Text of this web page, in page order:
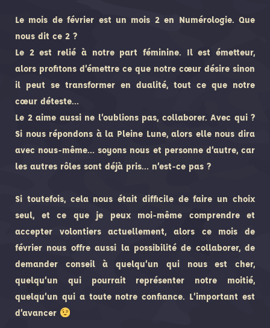
Le mois de février est un mois 2 en Numérologie. Que
nous dit ce 2 ?
Le 2 est relié à notre part féminine. Il est émetteur,
alors profitons d’émettre ce que notre cœur désire sinon
il peut se transformer en dualité, tout ce que notre
cœur déteste…
Le 2 aime aussi ne l’oublions pas, collaborer. Avec qui ?
Si nous répondons à la Pleine Lune, alors elle nous dira
avec nous-même… soyons nous et personne d’autre, car
les autres rôles sont déjà pris… n’est-ce pas ?
Si toutefois, cela nous était difficile de faire un choix
seul, et ce que je peux moi-même comprendre et
accepter volontiers actuellement, alors ce mois de
février nous offre aussi la possibilité de collaborer, de
demander conseil à quelqu’un qui nous est cher,
quelqu’un qui pourrait représenter notre moitié,
quelqu’un qui a toute notre confiance. L’important est
d’avancer